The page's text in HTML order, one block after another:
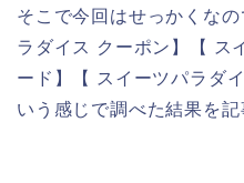
そこで今回はせっかくな
ラダイス クーポン】【 ス
ード】【 スイーツパラダ
いう感じで調べた結果を